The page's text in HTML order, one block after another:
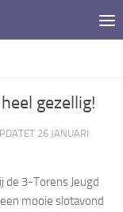
gezellig!
26 JANUARI
de 3-Torens Jeugd
mooie slotavond